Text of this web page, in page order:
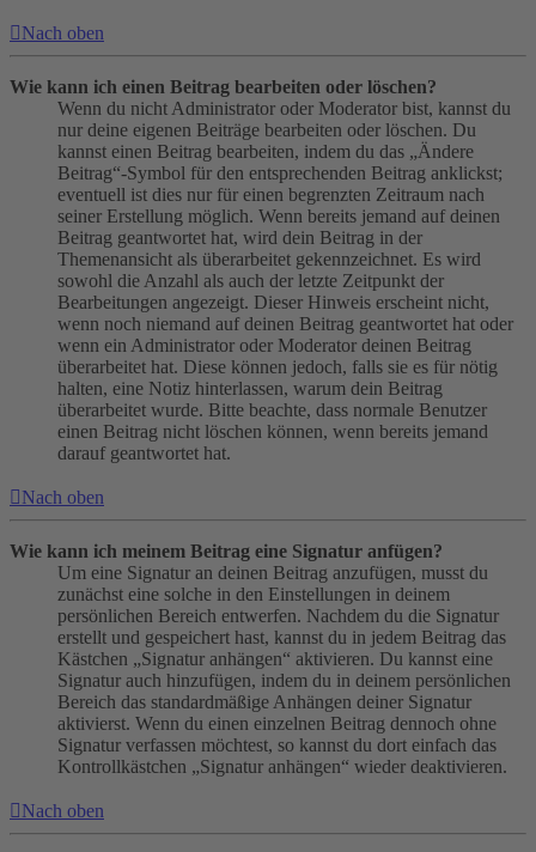
Nach oben
Wie kann ich einen Beitrag bearbeiten oder löschen?
Wenn du nicht Administrator oder Moderator bist, kannst du
nur deine eigenen Beiträge bearbeiten oder löschen. Du
kannst einen Beitrag bearbeiten, indem du das „Ändere
Beitrag“-Symbol für den entsprechenden Beitrag anklickst;
eventuell ist dies nur für einen begrenzten Zeitraum nach
seiner Erstellung möglich. Wenn bereits jemand auf deinen
Beitrag geantwortet hat, wird dein Beitrag in der
Themenansicht als überarbeitet gekennzeichnet. Es wird
sowohl die Anzahl als auch der letzte Zeitpunkt der
Bearbeitungen angezeigt. Dieser Hinweis erscheint nicht,
wenn noch niemand auf deinen Beitrag geantwortet hat oder
wenn ein Administrator oder Moderator deinen Beitrag
überarbeitet hat. Diese können jedoch, falls sie es für nötig
halten, eine Notiz hinterlassen, warum dein Beitrag
überarbeitet wurde. Bitte beachte, dass normale Benutzer
einen Beitrag nicht löschen können, wenn bereits jemand
darauf geantwortet hat.
Nach oben
Wie kann ich meinem Beitrag eine Signatur anfügen?
Um eine Signatur an deinen Beitrag anzufügen, musst du
zunächst eine solche in den Einstellungen in deinem
persönlichen Bereich entwerfen. Nachdem du die Signatur
erstellt und gespeichert hast, kannst du in jedem Beitrag das
Kästchen „Signatur anhängen“ aktivieren. Du kannst eine
Signatur auch hinzufügen, indem du in deinem persönlichen
Bereich das standardmäßige Anhängen deiner Signatur
aktivierst. Wenn du einen einzelnen Beitrag dennoch ohne
Signatur verfassen möchtest, so kannst du dort einfach das
Kontrollkästchen „Signatur anhängen“ wieder deaktivieren.
Nach oben